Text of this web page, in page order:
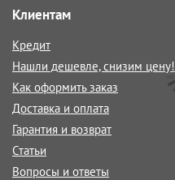
Клиентам
Кредит
Нашли дешевле, снизим цену!
Как оформить заказ
Доставка и оплата
Гарантия и возврат
Статьи
Вопросы и ответы